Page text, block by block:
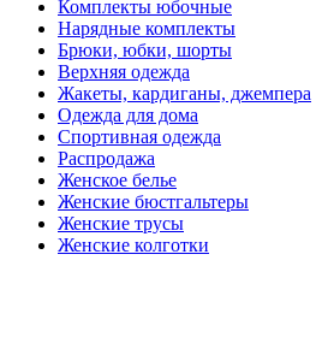
Комплекты юбочные
Нарядные комплекты
Брюки, юбки, шорты
Верхняя одежда
Жакеты, кардиганы, джемпера
Одежда для дома
Спортивная одежда
Распродажа
Женское белье
Женские бюстгальтеры
Женские трусы
Женские колготки